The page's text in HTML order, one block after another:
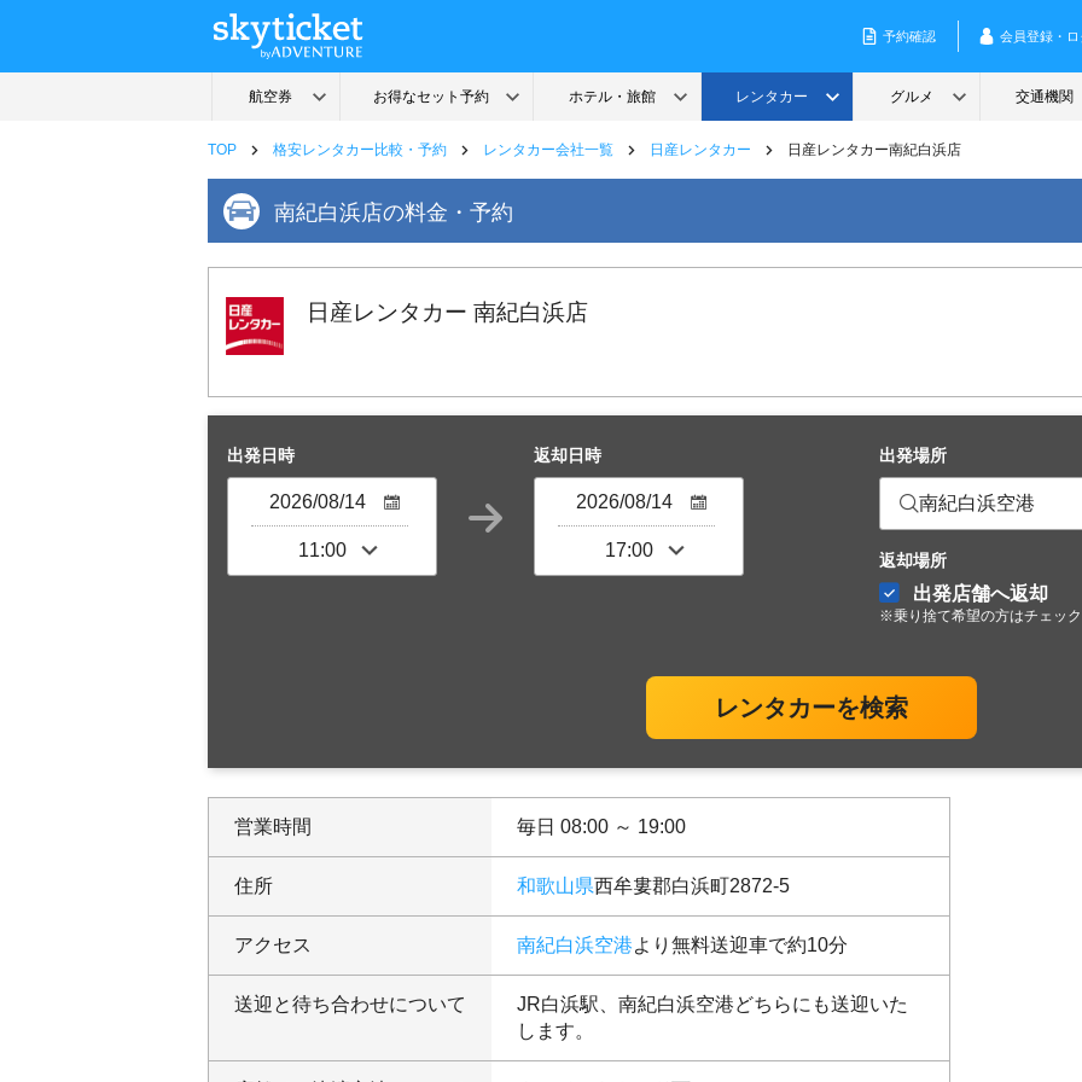
TOP 格安レンタカー比較・予約 レンタカー会社一覧 日産レンタカー 日産レンタカー南紀白浜店
南紀白浜店の料金・予約
日産レンタカー 南紀白浜店
出発日時 返却日時 出発場所
南紀白浜空港
返却場所
出発店舗へ返却
※乗り捨て希望の方はチェッ
レンタカーを検索
営業時間 毎日 08:00 ～ 19:00
住所 和歌山県西牟婁郡白浜町2872-5
アクセス 南紀白浜空港より無料送迎車で約10分
送迎と待ち合わせについて
JR白浜駅、南紀白浜空港どちらにも送迎いた
します。